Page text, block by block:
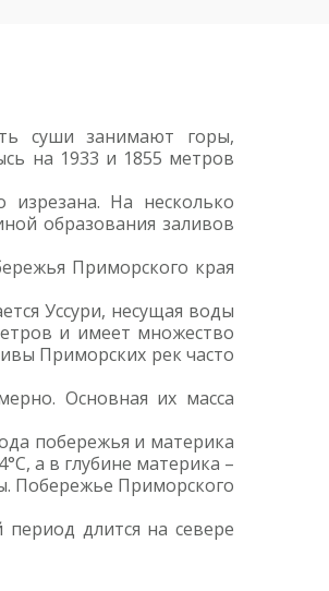
суши занимают горы,
на 1933 и 1855 метров
На несколько
образования заливов
Приморского края
Уссури, несущая воды
и имеет множество
Приморских рек часто
Основная их масса
побережья и материка
а в глубине материка –
Побережье Приморского
длится на севере